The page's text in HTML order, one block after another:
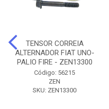
TENSOR CORREIA
ALTERNADOR FIAT UNO-
PALIO FIRE - ZEN13300
Código: 56215
ZEN
SKU: ZEN13300